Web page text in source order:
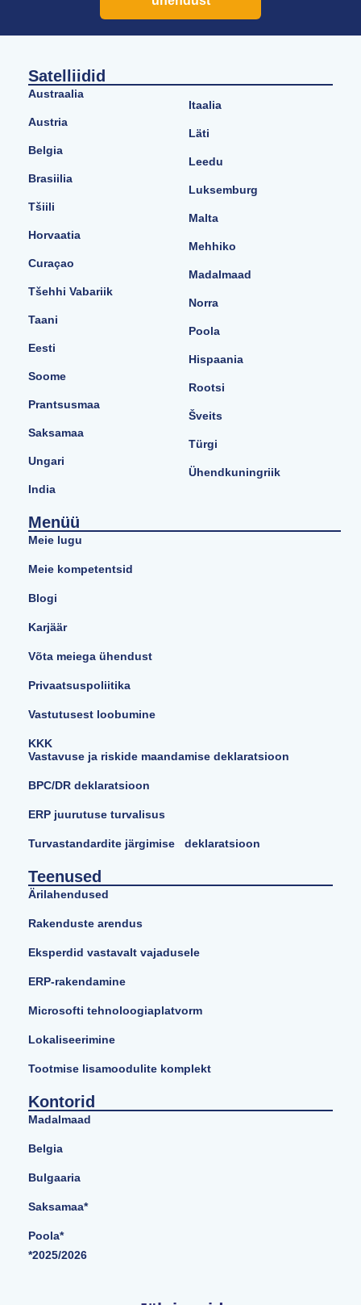
Satelliidid
Austraalia
Austria
Belgia
Brasiilia
Tšiili
Horvaatia
Curaçao
Tšehhi Vabariik
Taani
Eesti
Soome
Prantsusmaa
Saksamaa
Ungari
India
Itaalia
Läti
Leedu
Luksemburg
Malta
Mehhiko
Madalmaad
Norra
Poola
Hispaania
Rootsi
Šveits
Türgi
Ühendkuningriik
Menüü
Meie lugu
Meie kompetentsid
Blogi
Karjäär
Võta meiega ühendust
Privaatsuspoliitika
Vastutusest loobumine
KKK
Vastavuse ja riskide maandamise deklaratsioon
BPC/DR deklaratsioon
ERP juurutuse turvalisus
Turvastandardite järgimise deklaratsioon
Teenused
Ärilahendused
Rakenduste arendus
Eksperdid vastavalt vajadusele
ERP-rakendamine
Microsofti tehnoloogiaplatvorm
Lokaliseerimine
Tootmise lisamoodulite komplekt
Kontorid
Madalmaad
Belgia
Bulgaaria
Saksamaa*
Poola*
*2025/2026